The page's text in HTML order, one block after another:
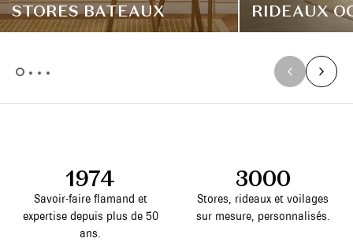
STORES BATEAUX RIDEAUX
1974
Savoir-faire flamand et
expertise depuis plus de 50
ans.
3000
Stores, rideaux et voilages
sur mesure, personnalisés.